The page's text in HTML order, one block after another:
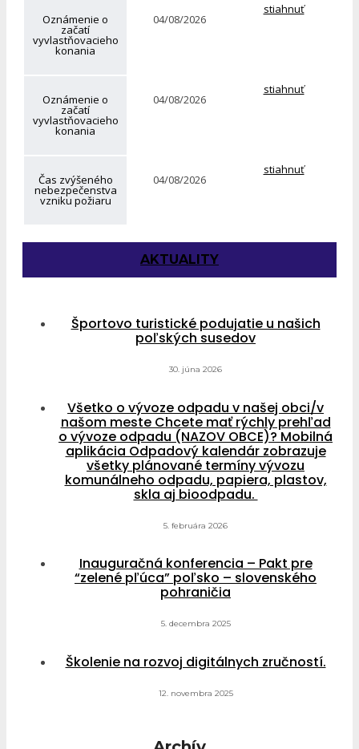
Oznámenie o
začatí
vyvlastňovacieho
konania
04/08/2026
stiahnuť
Oznámenie o
začatí
vyvlastňovacieho
konania
04/08/2026
stiahnuť
Čas zvýšeného
nebezpečenstva
vzniku požiaru
04/08/2026
stiahnuť
AKTUALITY
Športovo turistické podujatie u našich
poľských susedov
30. júna 2026
Všetko o vývoze odpadu v našej obci/v
našom meste Chcete mať rýchly prehľad
o vývoze odpadu (NAZOV OBCE)? Mobilná
aplikácia Odpadový kalendár zobrazuje
všetky plánované termíny vývozu
komunálneho odpadu, papiera, plastov,
skla aj bioodpadu.
5. februára 2026
Inauguračná konferencia – Pakt pre
“zelené pľúca” poľsko – slovenského
pohraničia
5. decembra 2025
Školenie na rozvoj digitálnych zručností.
12. novembra 2025